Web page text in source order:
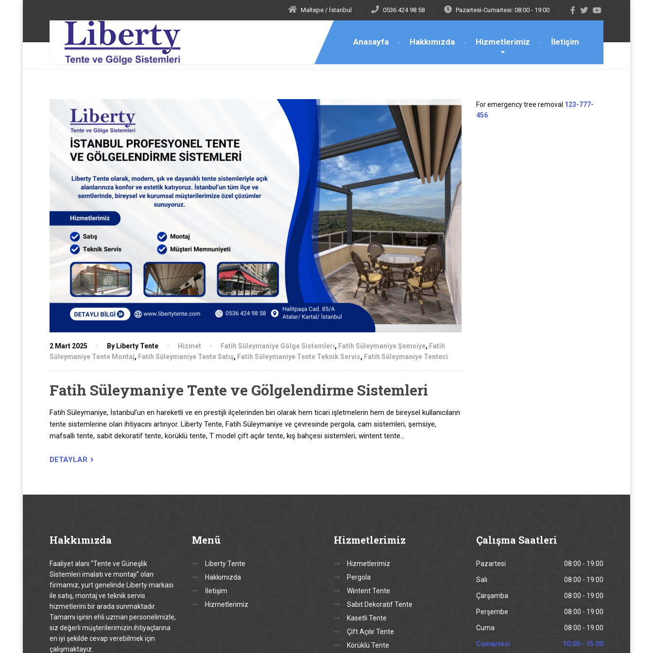
Maltepe / İstanbul 0536 424 98 58 Pazartesi-Cumartesi: 08:00 - 19:00
Anasayfa Hakkımızda Hizmetlerimiz İletişim
Liberty Tente ve Gölge Sistemleri Fatih Süleymaniye Tente Teknik Servis
2 Mart 2025 By Liberty Tente Hizmet Fatih Süleymaniye Gölge Sistemleri, Fatih Süleymaniye Şemsiye, Fatih
Süleymaniye Tente Montaj, Fatih Süleymaniye Tente Satış, Fatih Süleymaniye Tente Teknik Servis, Fatih Süleymaniye Tenteci
Fatih Süleymaniye Tente ve Gölgelendirme Sistemleri
Fatih Süleymaniye, İstanbul’un en hareketli ve en prestijli ilçelerinden biri olarak hem ticari işletmelerin hem de bireysel kullanıcıların
tente sistemlerine olan ihtiyacını artırıyor. Liberty Tente, Fatih Süleymaniye ve çevresinde pergola, cam sistemleri, şemsiye,
mafsallı tente, sabit dekoratif tente, körüklü tente, T model çift açılır tente, kış bahçesi sistemleri, wintent tente…
DETAYLAR
For emergency tree removal 123-777-
456
Hakkımızda
Faaliyet alanı “Tente ve Güneşlik
Sistemleri imalatı ve montajı” olan
firmamız, yurt genelinde Liberty markası
ile satış, montaj ve teknik servis
hizmetlerini bir arada sunmaktadır.
Tamamı işinin ehli uzman personelimizle,
siz değerli müşterilerimizin ihtiyaçlarına
en iyi şekilde cevap verebilmek için
çalışmaktayız.
Menü
Liberty Tente
Hakkımızda
İletişim
Hizmetlerimiz
Hizmetlerimiz
Hizmetlerimiz
Pergola
Wintent Tente
Sabit Dekoratif Tente
Kasetli Tente
Çift Açılır Tente
Körüklü Tente
Çalışma Saatleri
Pazartesi 08:00 - 19:00
Salı 08:00 - 19:00
Çarşamba 08:00 - 19:00
Perşembe 08:00 - 19:00
Cuma 08:00 - 19:00
Cumartesi 10:00 - 15:00